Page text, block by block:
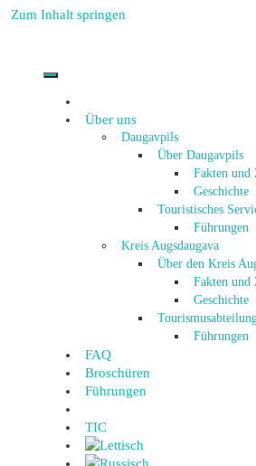
Zum Inhalt springen
Über uns
Daugavpils
Über Daugavpils
Fakten und
Geschichte
Touristisches
Führungen
Kreis Augsdaugava
Über den Kreis
Fakten und
Geschichte
Führungen
FAQ
Broschüren
Führungen
TIC